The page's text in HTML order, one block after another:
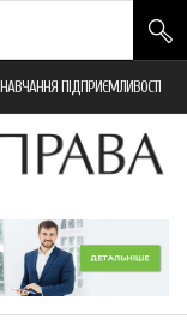
НАВЧАННЯ ПІДПРИЄМЛИВОСТІ